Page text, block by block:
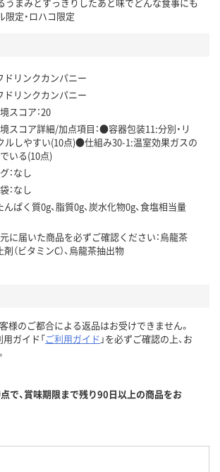
限定・ロハコ限定
ドリンクカンパニー
ドリンクカンパニー
スコア：20
スコア詳細/加点項目：●容器包装11:分別・リ
ルしやすい(10点)●仕組み30-1:温室効果ガスの
いる(10点)
：なし
：なし
んぱく質0g、脂質0g、炭水化物0g、食塩相当量
届いた商品を必ずご確認ください：烏龍茶
剤（ビタミンC）、烏龍茶抽出物
客様のご都合による返品はお受けできません。
ガイド「ご利用ガイド 」を必ずご確認の上、お
で、賞味期限まで残り90日以上の商品をお